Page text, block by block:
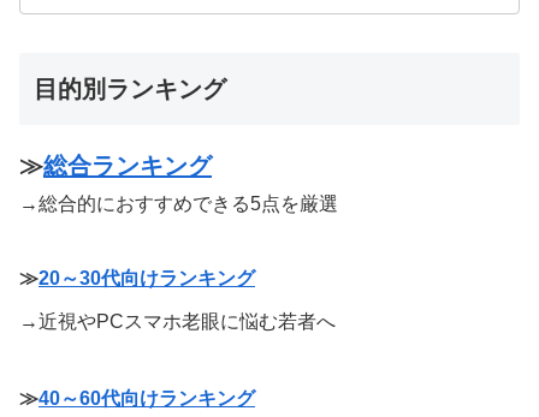
目的別ランキング
≫総合ランキング
→総合的におすすめできる5点を厳選
≫20～30代向けランキング
→近視やPCスマホ老眼に悩む若者へ
≫40～60代向けランキング